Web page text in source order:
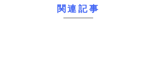
関連記事